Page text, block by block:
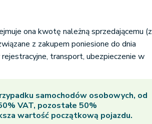
ona kwotę należną sprzedającemu (z
z zakupem poniesione do dnia
transport, ubezpieczenie w
samochodów osobowych, od
VAT, pozostałe 50%
wartość początkową pojazdu.